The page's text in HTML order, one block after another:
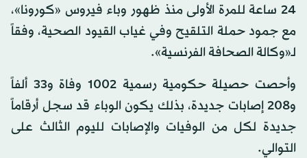
24 ساعة للمرة الأولى منذ ظهور وباء فيروس «كورونا»،
مع جمود حملة التلقيح وفي غياب القيود الصحية، وفقاً
لـ«وكالة الصحافة الفرنسية».
وأحصت حصيلة حكومية رسمية 1002 وفاة و33 ألفاً
و208 إصابات جديدة، بذلك يكون الوباء قد سجل أرقاماً
جديدة لكل من الوفيات والإصابات لليوم الثالث على
التوالي.